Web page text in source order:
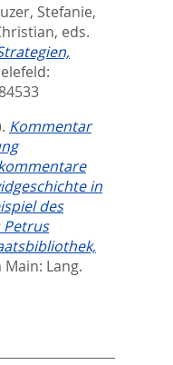
Stefanie,
, eds.
Kommentar
in
des
Petrus
Lang.